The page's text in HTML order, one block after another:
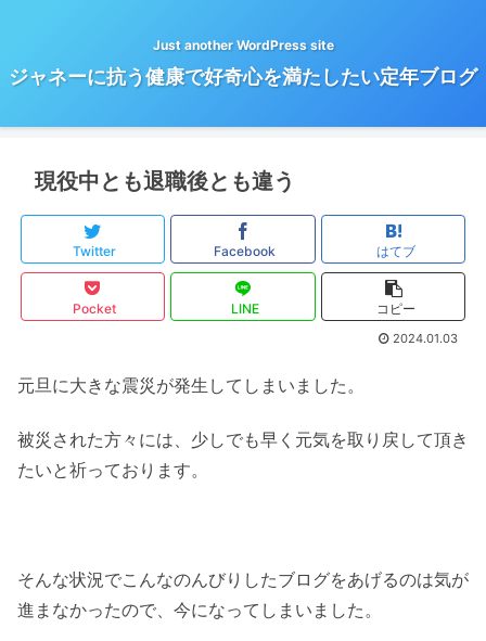
Just another WordPress site
ジャネーに抗う健康で好奇心を満たしたい定年ブログ
現役中とも退職後とも違う
Twitter Facebook はてブ
Pocket LINE コピー
2024.01.03
元旦に大きな震災が発生してしまいました。
被災された方々には、少しでも早く元気を取り戻して頂き
たいと祈っております。
そんな状況でこんなのんびりしたブログをあげるのは気が
進まなかったので、今になってしまいました。